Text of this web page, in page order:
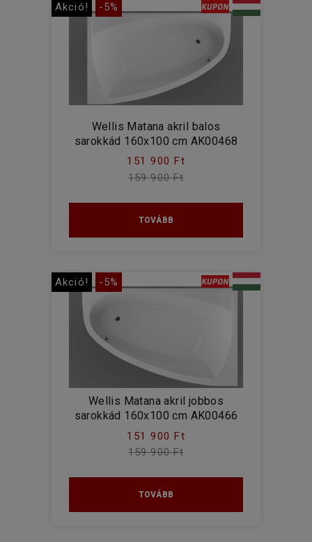
Akció! -5%
Wellis Matana akril balos
sarokkád 160x100 cm AK00468
151 900 Ft
159 900 Ft
TOVÁBB
Akció! -5%
Wellis Matana akril jobbos
sarokkád 160x100 cm AK00466
151 900 Ft
159 900 Ft
TOVÁBB